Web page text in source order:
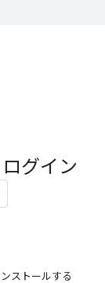
グイン
ストールする